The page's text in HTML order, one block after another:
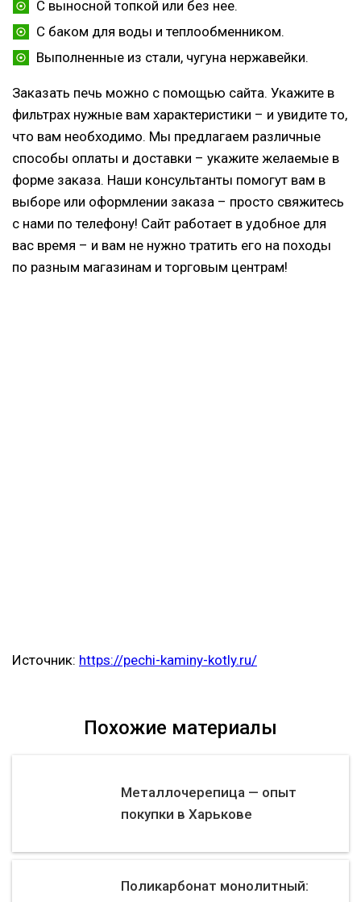
С выносной топкой или без нее.
С баком для воды и теплообменником.
Выполненные из стали, чугуна нержавейки.
Заказать печь можно с помощью сайта. Укажите в
фильтрах нужные вам характеристики – и увидите то,
что вам необходимо. Мы предлагаем различные
способы оплаты и доставки – укажите желаемые в
форме заказа. Наши консультанты помогут вам в
выборе или оформлении заказа – просто свяжитесь
с нами по телефону! Сайт работает в удобное для
вас время – и вам не нужно тратить его на походы
по разным магазинам и торговым центрам!
Источник: https://pechi-kaminy-kotly.ru/
Похожие материалы
Металлочерепица — опыт
покупки в Харькове
Поликарбонат монолитный: